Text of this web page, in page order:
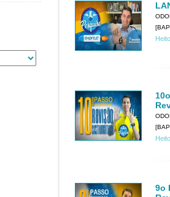
9o